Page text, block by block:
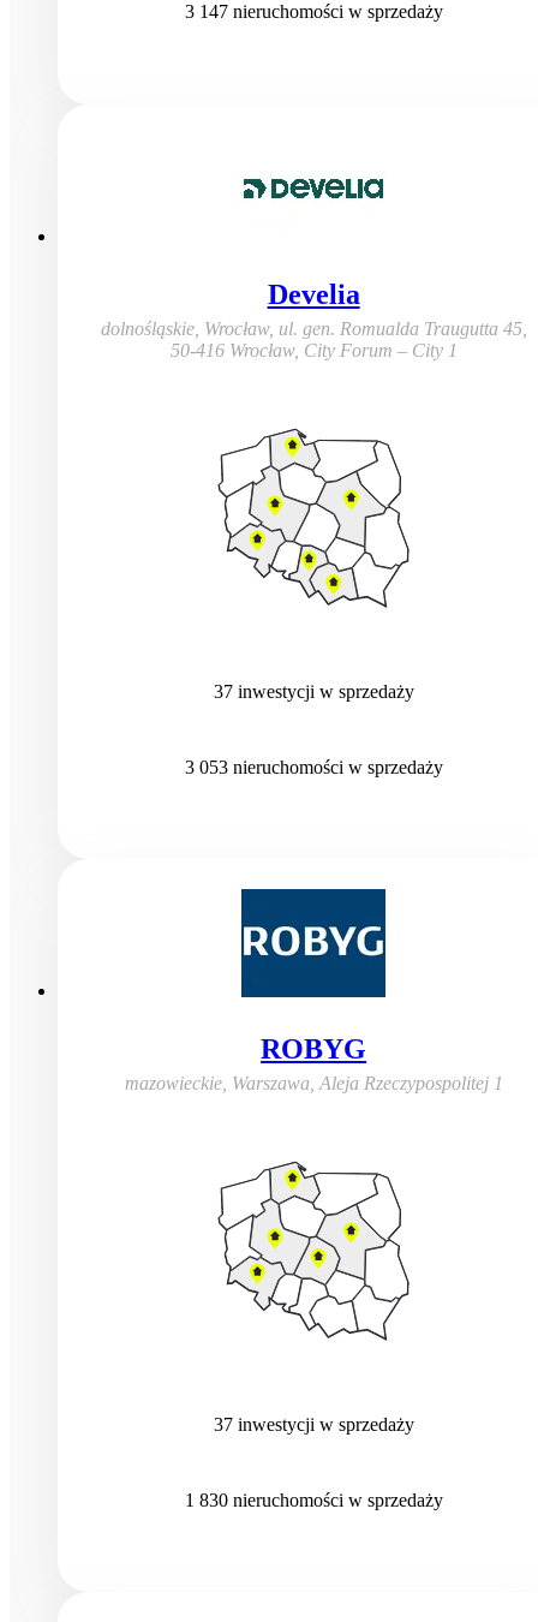
3 147 nieruchomościw sprzedaży
Develia
dolnośląskie, Wrocław, ul. gen. Romualda Traugutta 45,
50-416 Wrocław, City Forum – City 1
37 inwestycji w sprzedaży
3 053 nieruchomości w sprzedaży
ROBYG
mazowieckie, Warszawa, Aleja Rzeczypospolitej 1
37 inwestycji w sprzedaży
1 830 nieruchomości w sprzedaży